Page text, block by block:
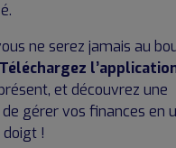
ne serez jamais au
Téléchargez
et découvrez une
gérer vos finances en
!